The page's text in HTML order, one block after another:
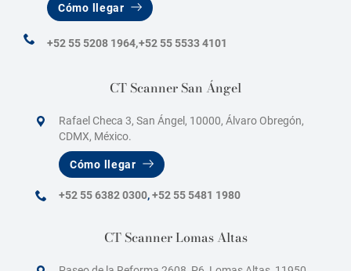
Cómo llegar
+52 55 5208 1964,+52 55 5533 4101
CT Scanner San Ángel
Rafael Checa 3, San Ángel, 10000, Álvaro Obregón,
CDMX, México.
Cómo llegar
+52 55 6382 0300,+52 55 5481 1980
CT Scanner Lomas Altas